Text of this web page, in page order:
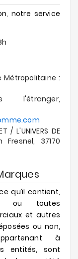
notre service
Métropolitaine :
l'étranger,
/ L'UNIVERS DE
Fresnel, 37170
qu’il contient,
ou toutes
et autres
ou non,
à
entités, sont